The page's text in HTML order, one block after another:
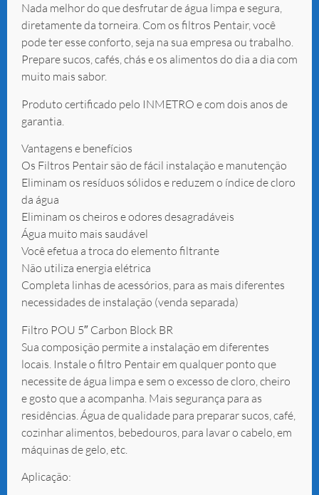
Nada melhor do que desfrutar de água limpa e segura,
diretamente da torneira. Com os filtros Pentair, você
pode ter esse conforto, seja na sua empresa ou trabalho.
Prepare sucos, cafés, chás e os alimentos do dia a dia com
muito mais sabor.
Produto certificado pelo INMETRO e com dois anos de
garantia.
Vantagens e benefícios
Os Filtros Pentair são de fácil instalação e manutenção
Eliminam os resíduos sólidos e reduzem o índice de cloro
da água
Eliminam os cheiros e odores desagradáveis
Água muito mais saudável
Você efetua a troca do elemento filtrante
Não utiliza energia elétrica
Completa linhas de acessórios, para as mais diferentes
necessidades de instalação (venda separada)
Filtro POU 5″ Carbon Block BR
Sua composição permite a instalação em diferentes
locais. Instale o filtro Pentair em qualquer ponto que
necessite de água limpa e sem o excesso de cloro, cheiro
e gosto que a acompanha. Mais segurança para as
residências. Água de qualidade para preparar sucos, café,
cozinhar alimentos, bebedouros, para lavar o cabelo, em
máquinas de gelo, etc.
Aplicação: